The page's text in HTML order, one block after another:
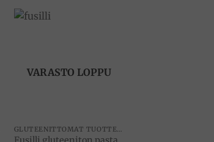
VARASTO LOPPU
GLUTEENITTOMAT TUOTTEET